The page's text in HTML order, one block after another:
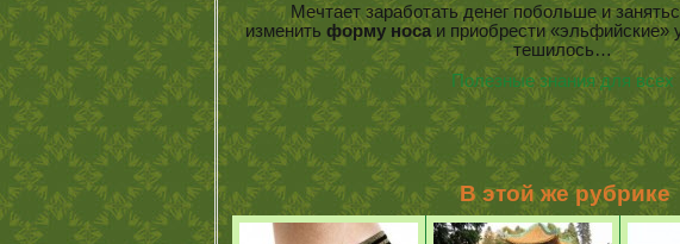
Мечтает заработать денег побольше и
изменить форму носа и приобрести
тешилось…
Полезные знания для всех
В этой же рубрике